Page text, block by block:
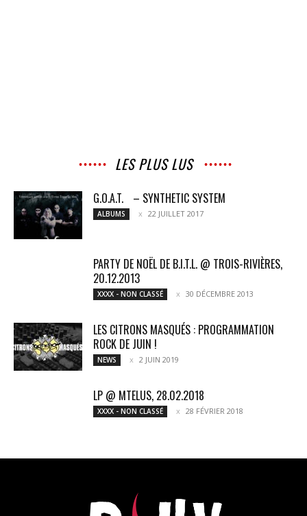
LES PLUS LUS
G.O.A.T. – SYNTHETIC SYSTEM
ALBUMS 22 JUILLET 2017
PARTY DE NOËL DE B.I.T.L. @ TROIS-RIVIÈRES,
20.12.2013
XXXX - NON CLASSÉ 30 DÉCEMBRE 2013
LES CITRONS MASQUÉS : PROGRAMMATION
ROCK DE JUIN !
NEWS 2 JUIN 2019
LP @ MTELUS, 28.02.2018
XXXX - NON CLASSÉ 28 FÉVRIER 2018